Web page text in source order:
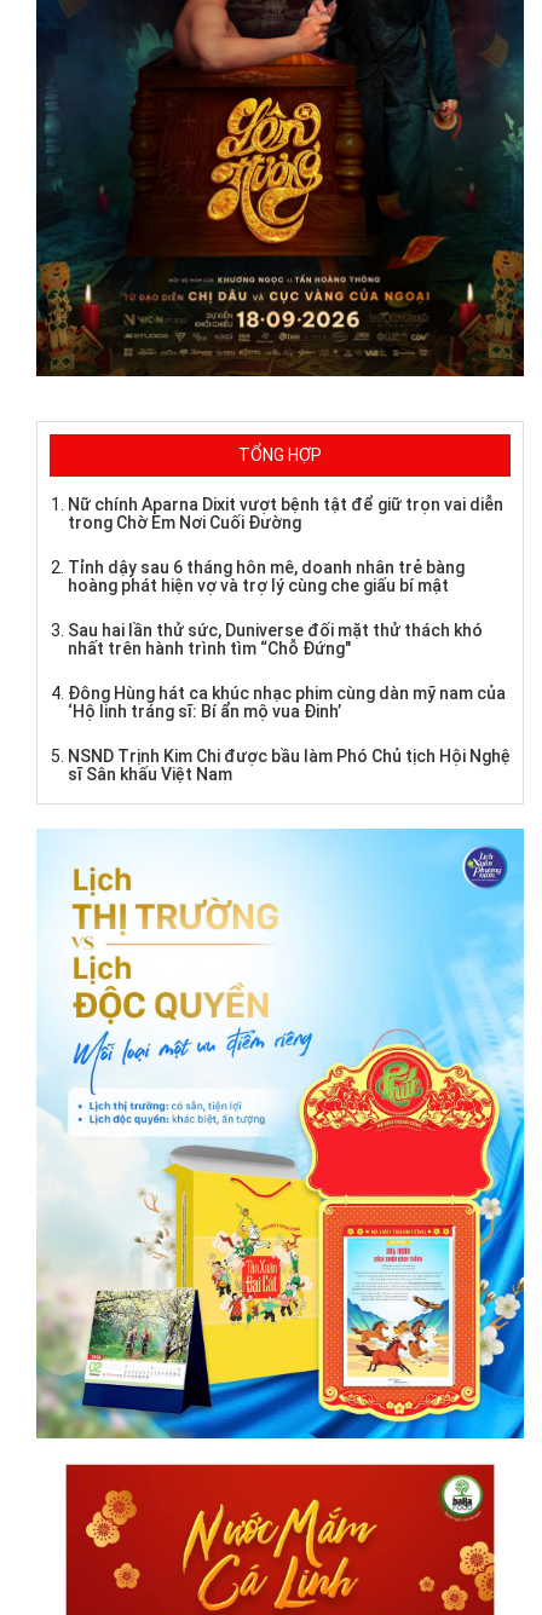
TỔNG HỢP
Nữ chính Aparna Dixit vượt bệnh tật để giữ trọn vai diễn
trong Chờ Em Nơi Cuối Đường
Tỉnh dậy sau 6 tháng hôn mê, doanh nhân trẻ bàng
hoàng phát hiện vợ và trợ lý cùng che giấu bí mật
Sau hai lần thử sức, Duniverse đối mặt thử thách khó
nhất trên hành trình tìm “Chỗ Đứng"
Đông Hùng hát ca khúc nhạc phim cùng dàn mỹ nam của
‘Hộ linh tráng sĩ: Bí ẩn mộ vua Đinh’
NSND Trịnh Kim Chi được bầu làm Phó Chủ tịch Hội Nghệ
sĩ Sân khấu Việt Nam